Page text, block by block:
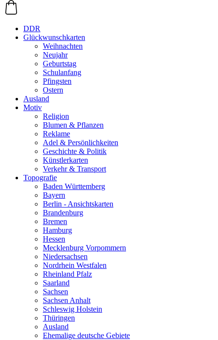
DDR
Glückwunschkarten
Weihnachten
Neujahr
Geburtstag
Schulanfang
Pfingsten
Ostern
Ausland
Motiv
Religion
Blumen & Pflanzen
Reklame
Adel & Persönlichkeiten
Geschichte & Politik
Künstlerkarten
Verkehr & Transport
Topografie
Baden Württemberg
Bayern
Berlin - Ansichtskarten
Brandenburg
Bremen
Hamburg
Hessen
Mecklenburg Vorpommern
Niedersachsen
Nordrhein Westfalen
Rheinland Pfalz
Saarland
Sachsen
Sachsen Anhalt
Schleswig Holstein
Thüringen
Ausland
Ehemalige deutsche Gebiete